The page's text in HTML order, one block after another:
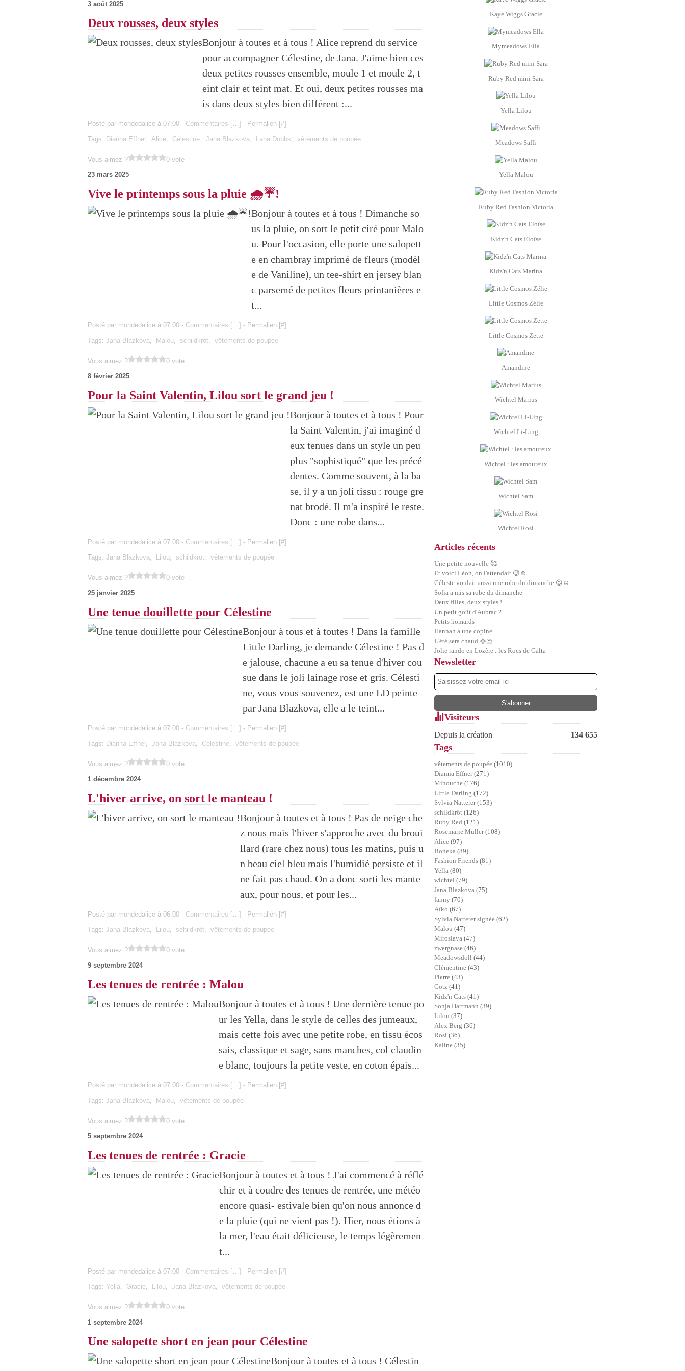
3 août 2025
Deux rousses, deux styles
Bonjour à toutes et à tous ! Alice reprend du service
pour accompagner Célestine, de Jana. J'aime bien ces
deux petites rousses ensemble, moule 1 et moule 2, t
eint clair et teint mat. Et oui, deux petites rousses ma
is dans deux styles bien différent :...
Posté par mondedalice à 07:00 - Commentaires [ …] - Permalien [#]
Tags: Dianna Effner, Alice, Célestine, Jana Blazkova, Lana Dobbs, vêtements de poupée
Vous aimez ?
0 vote
23 mars 2025
Vive le printemps sous la pluie 🌧️☔!
Bonjour à toutes et à tous ! Dimanche so
us la pluie, on sort le petit ciré pour Malo
u. Pour l'occasion, elle porte une salopett
e en chambray imprimé de fleurs (modèl
e de Vaniline), un tee-shirt en jersey blan
c parsemé de petites fleurs printanières e
t...
Posté par mondedalice à 07:00 - Commentaires [ …] - Permalien [#]
Tags: Jana Blazkova, Malou, schildkröt, vêtements de poupée
Vous aimez ?
0 vote
8 février 2025
Pour la Saint Valentin, Lilou sort le grand jeu !
Bonjour à toutes et à tous ! Pour
la Saint Valentin, j'ai imaginé d
eux tenues dans un style un peu
plus "sophistiqué" que les précé
dentes. Comme souvent, à la ba
se, il y a un joli tissu : rouge gre
nat brodé. Il m'a inspiré le reste.
Donc : une robe dans...
Posté par mondedalice à 07:00 - Commentaires [ …] - Permalien [#]
Tags: Jana Blazkova, Lilou, schildkröt, vêtements de poupée
Vous aimez ?
0 vote
25 janvier 2025
Une tenue douillette pour Célestine
Bonjour à tous et à toutes ! Dans la famille
Little Darling, je demande Célestine ! Pas d
e jalouse, chacune a eu sa tenue d'hiver cou
sue dans le joli lainage rose et gris. Célesti
ne, vous vous souvenez, est une LD peinte
par Jana Blazkova, elle a le teint...
Posté par mondedalice à 07:00 - Commentaires [ …] - Permalien [#]
Tags: Dianna Effner, Jana Blazkova, Célestine, vêtements de poupée
Vous aimez ?
0 vote
1 décembre 2024
L'hiver arrive, on sort le manteau !
Bonjour à toutes et à tous ! Pas de neige che
z nous mais l'hiver s'approche avec du broui
llard (rare chez nous) tous les matins, puis u
n beau ciel bleu mais l'humidié persiste et il
ne fait pas chaud. On a donc sorti les mante
aux, pour nous, et pour les...
Posté par mondedalice à 06:00 - Commentaires [ …] - Permalien [#]
Tags: Jana Blazkova, Lilou, schildkröt, vêtements de poupée
Vous aimez ?
0 vote
9 septembre 2024
Les tenues de rentrée : Malou
Bonjour à toutes et à tous ! Une dernière tenue po
ur les Yella, dans le style de celles des jumeaux,
mais cette fois avec une petite robe, en tissu écos
sais, classique et sage, sans manches, col claudin
e blanc, toujours la petite veste, en coton épais...
Posté par mondedalice à 07:00 - Commentaires [ …] - Permalien [#]
Tags: Jana Blazkova, Malou, vêtements de poupée
Vous aimez ?
0 vote
5 septembre 2024
Les tenues de rentrée : Gracie
Bonjour à toutes et à tous ! J'ai commencé à réflé
chir et à coudre des tenues de rentrée, une météo
encore quasi- estivale bien qu'on nous annonce d
e la pluie (qui ne vient pas !). Hier, nous étions à
la mer, l'eau était délicieuse, le temps légèremen
t...
Posté par mondedalice à 07:00 - Commentaires [ …] - Permalien [#]
Tags: Yella, Gracie, Lilou, Jana Blazkova, vêtements de poupée
Vous aimez ?
0 vote
1 septembre 2024
Une salopette short en jean pour Célestine
Bonjour à toutes et à tous ! Célestin
Kaye Wiggs Gracie
Mymeadows Ella
Ruby Red mini Sara
Yella Lilou
Meadows Saffi
Yella Malou
Ruby Red Fashion Victoria
Kidz'n Cats Eloïse
Kidz'n Cats Marina
Little Cosmos Zélie
Little Cosmos Zette
Amandine
Wichtel Marius
Wichtel Li-Ling
Wichtel : les amoureux
Wichtel Sam
Wichtel Rosi
Articles récents
Une petite nouvelle 🥰
Et voici Léon, on l'attendait 😉☺️
Céleste voulait aussi une robe du dimanche 😉☺️
Sofia a mis sa robe du dimanche
Deux filles, deux styles !
Un petit goût d'Aubrac ?
Petits homards
Hannah a une copine
L'été sera chaud 🌞⛱️
Jolie rando en Lozère : les Rocs de Galta
Newsletter
Visiteurs
Depuis la création 134 655
Tags
vêtements de poupée (1010)
Dianna Effner(271)
Minouche (176)
Little Darling (172)
Sylvia Natterer(153)
schildkröt (126)
Ruby Red (121)
Rosemarie Müller(108)
Alice (97)
Boneka (89)
Fashion Friends (81)
Yella (80)
wichtel (79)
Jana Blazkova (75)
fanny (70)
Aïko (67)
Sylvia Natterer signée (62)
Malou (47)
Miroslava (47)
zwergnase (46)
Meadowsdoll (44)
Clémentine (43)
Pierre (43)
Götz (41)
Kidz'n Cats (41)
Sonja Hartmann (39)
Lilou (37)
Alex Berg (36)
Rosi (36)
Kaline (35)